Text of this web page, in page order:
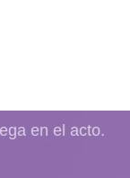
en el acto.